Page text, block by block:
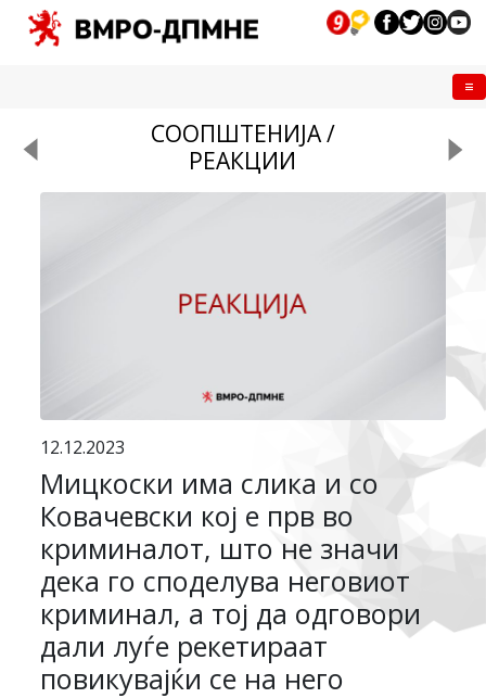
СООПШТЕНИЈА /
РЕАКЦИИ
12.12.2023
Мицкоски има слика и со
Ковачевски кој е прв во
криминалот, што не значи
дека го споделува неговиот
криминал, а тој да одговори
дали луѓе рекетираат
повикувајќи се на него